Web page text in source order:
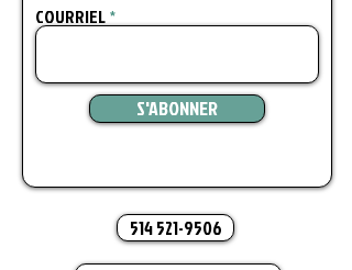
DANSE MODE-ACTION
COURRIEL
S'ABONNER
514 521-9506